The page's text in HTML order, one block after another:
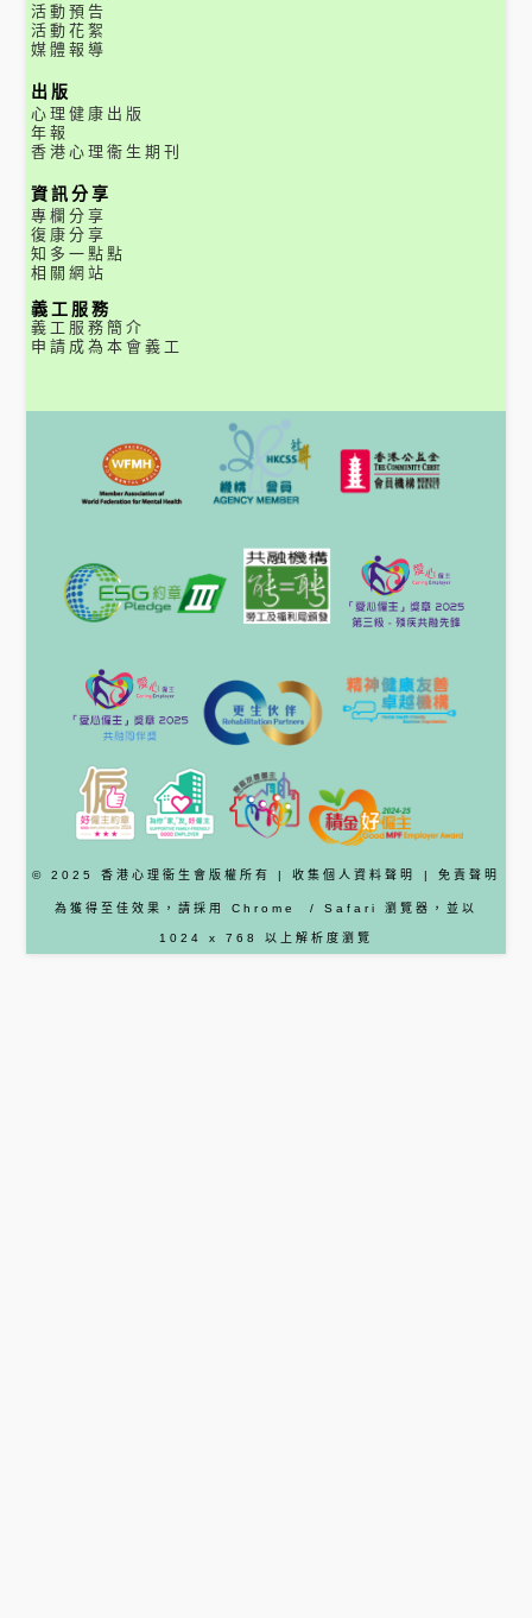
活動預告
活動花絮
媒體報導
出版
心理健康出版
年報
香港心理衞生期刊
資訊分享
專欄分享
復康分享
知多一點點
相關網站
義工服務
義工服務簡介
申請成為本會義工
© 2025 香港心理衞生會版權所有 | 收集個人資料聲明 | 免責聲明
為獲得至佳效果，請採用 Chrome / Safari 瀏覽器 ，並以
1024 x 768 以上解析度瀏覽